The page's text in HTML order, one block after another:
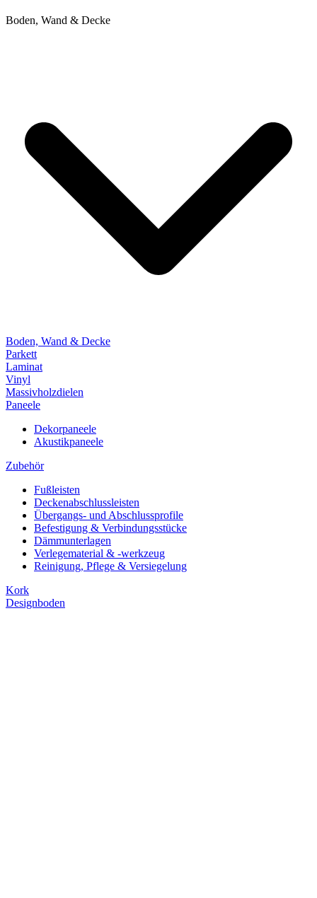
Boden, Wand & Decke
Boden, Wand & Decke
Parkett
Laminat
Vinyl
Massivholzdielen
Paneele
Dekorpaneele
Akustikpaneele
Zubehör
Fußleisten
Deckenabschlussleisten
Übergangs- und Abschlussprofile
Befestigung & Verbindungsstücke
Dämmunterlagen
Verlegematerial & -werkzeug
Reinigung, Pflege & Versiegelung
Kork
Designboden